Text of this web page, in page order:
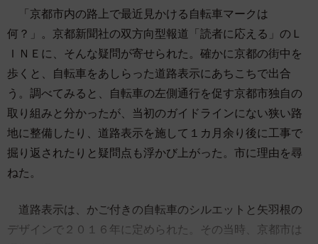
「京都市内の路上で最近見かける自転車マークは
何？」。京都新聞社の双方向型報道「読者に応える」のＬ
ＩＮＥに、そんな疑問が寄せられた。確かに京都の街中を
歩くと、自転車をあしらった道路表示にあちこちで出合
う。調べてみると、自転車の左側通行を促す京都市独自の
取り組みと分かったが、当初のガイドラインにない狭い路
地に整備したり、道路表示を施して１カ月余り後に工事で
掘り返されたりと疑問点も浮かび上がった。市に理由を尋
ねた。
道路表示は、かご付きの自転車のシルエットと矢羽根の
デザインで２０１６年に定められた。その当時、京都市は